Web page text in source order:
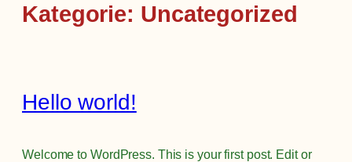
Kategorie: Uncategorized
Hello world!
Welcome to WordPress. This is your first post. Edit or